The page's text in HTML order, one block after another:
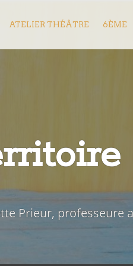
ATELIER THÉÂTRE 6ÈME
Prieur, professeure